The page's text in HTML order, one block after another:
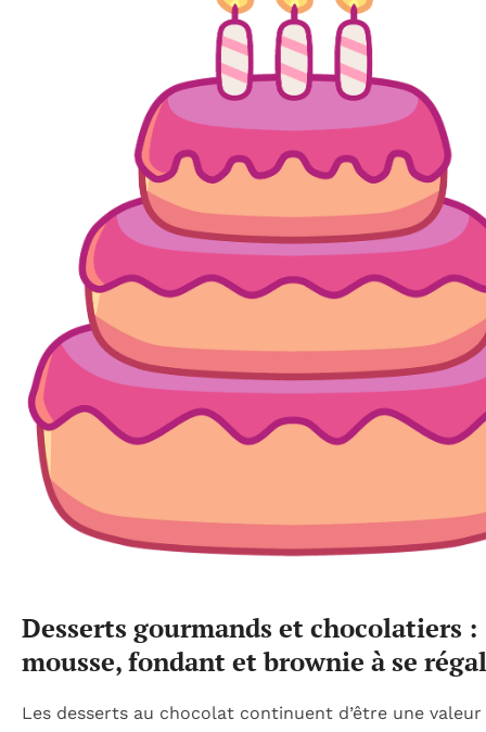
Desserts gourmands et chocolatiers :
mousse, fondant et brownie à se
Les desserts au chocolat continuent d’être une valeur